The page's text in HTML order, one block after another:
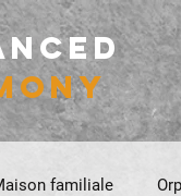
familiale